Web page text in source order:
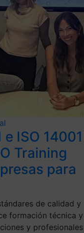
ISO 14001
Training
para
de calidad y
formación técnica y
y profesionales